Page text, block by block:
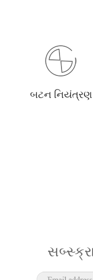
બટન નિયંત્રણ